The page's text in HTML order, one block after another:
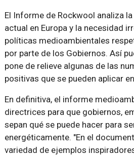
El Informe de Rockwool analiza
actual en Europa y la necesidad
políticas medioambientales
por parte de los Gobiernos. Así
pone de relieve algunas de las
positivas que se pueden aplicar
En definitiva, el informe
directrices para que gobiernos,
sepan qué se puede hacer para
energéticamente. "En el
variedad de ejemplos